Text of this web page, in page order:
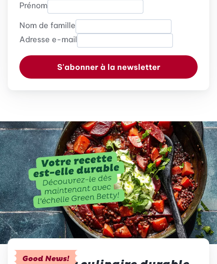
Prénom
Nom de famille
Adresse e-mail
S'abonner à la newsletter
Good News!